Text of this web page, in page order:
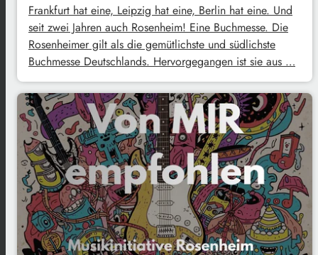
Frankfurt hat eine, Leipzig hat eine, Berlin hat eine. Und
seit zwei Jahren auch Rosenheim! Eine Buchmesse. Die
Rosenheimer gilt als die gemütlichste und südlichste
Buchmesse Deutschlands. Hervorgegangen ist sie aus …